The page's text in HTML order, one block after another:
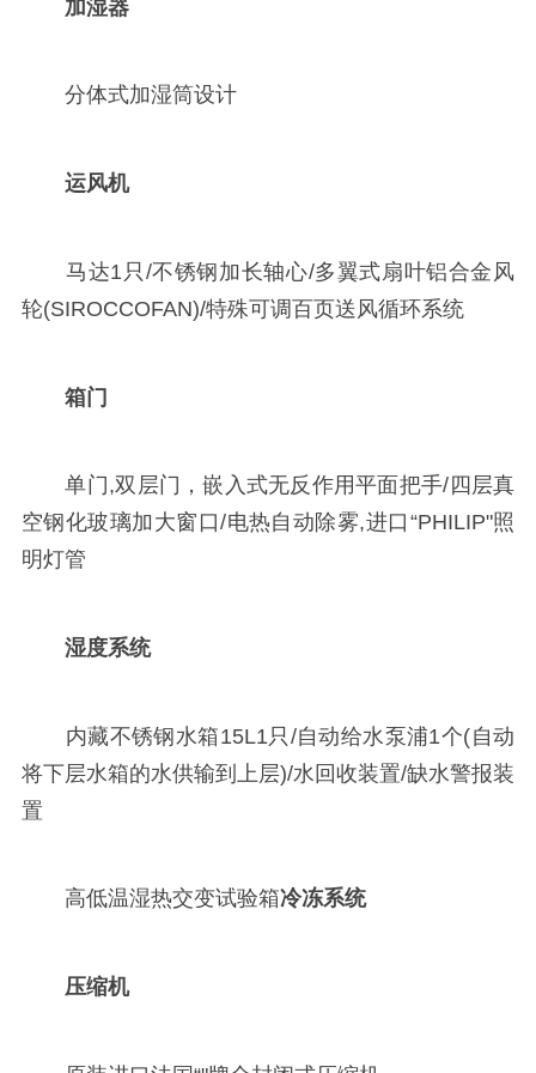
加湿器
分体式加湿筒设计
运风机
马达1只/不锈钢加长轴心/多翼式扇叶铝合金风
轮(SIROCCOFAN)/特殊可调百页送风循环系统
箱门
单门,双层门，嵌入式无反作用平面把手/四层真
空钢化玻璃加大窗口/电热自动除雾,进口“PHILIP"照
明灯管
湿度系统
内藏不锈钢水箱15L1只/自动给水泵浦1个(自动
将下层水箱的水供输到上层)/水回收装置/缺水警报装
置
高低温湿热交变试验箱冷冻系统
压缩机